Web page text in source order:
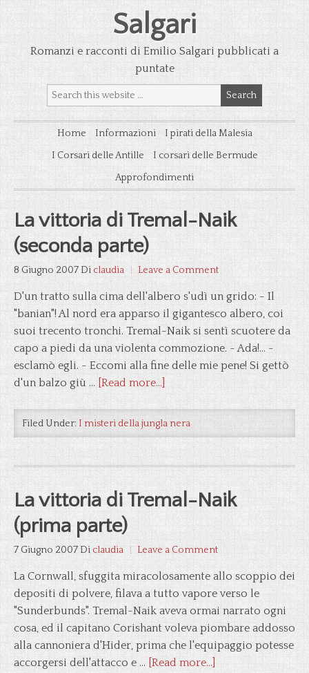
Salgari
Romanzi e racconti di Emilio Salgari pubblicati a
puntate
Home Informazioni
I pirati della Malesia
I Corsari delle Antille
I corsari delle Bermude
Approfondimenti
La vittoria di Tremal-Naik
(seconda parte)
8 Giugno 2007Diclaudia Leave a Comment
D'un tratto sulla cima dell'albero s'udì un grido: - Il
"banian"! Al nord era apparso il gigantesco albero, coi
suoi trecento tronchi. Tremal-Naik si sentì scuotere da
capo a piedi da una violenta commozione. - Ada!... -
esclamò egli. - Eccomi alla fine delle mie pene! Si gettò
d'un balzo giù … [Read more...]
Filed Under:I misteri della jungla nera
La vittoria di Tremal-Naik
(prima parte)
7 Giugno 2007Diclaudia Leave a Comment
La Cornwall, sfuggita miracolosamente allo scoppio dei
depositi di polvere, filava a tutto vapore verso le
"Sunderbunds". Tremal-Naik aveva ormai narrato ogni
cosa, ed il capitano Corishant voleva piombare addosso
alla cannoniera d'Hider, prima che l'equipaggio potesse
accorgersi dell'attacco e … [Read more...]